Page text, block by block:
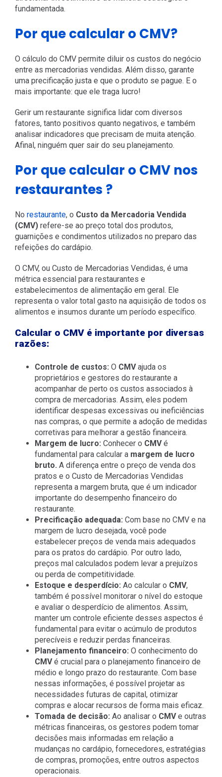
fundamentada.
Por que calcular o CMV?
O cálculo do CMV permite diluir os custos do negócio
entre as mercadorias vendidas. Além disso, garante
uma precificação justa e que o produto se pague. E o
mais importante: que ele traga lucro!
Gerir um restaurante significa lidar com diversos
fatores, tanto positivos quanto negativos, e também
analisar indicadores que precisam de muita atenção.
Afinal, ninguém quer sair do seu planejamento.
Por que calcular o CMV nos
restaurantes ?
No restaurante, o Custo da Mercadoria Vendida
(CMV)refere-se ao preço total dos produtos,
guarnições e condimentos utilizados no preparo das
refeições do cardápio.
O CMV, ou Custo de Mercadorias Vendidas, é uma
métrica essencial para restaurantes e
estabelecimentos de alimentação em geral. Ele
representa o valor total gasto na aquisição de todos os
alimentos e insumos durante um período específico.
Calcular o CMV é importante por diversas
razões:
Controle de custos: O CMVajuda os
proprietários e gestores do restaurante a
acompanhar de perto os custos associados à
compra de mercadorias. Assim, eles podem
identificar despesas excessivas ou ineficiências
nas compras, o que permite a adoção de medidas
corretivas para melhorar a gestão financeira.
Margem de lucro: Conhecer o CMVé
fundamental para calcular a margem de lucro
bruto. A diferença entre o preço de venda dos
pratos e o Custo de Mercadorias Vendidas
representa a margem bruta, que é um indicador
importante do desempenho financeiro do
restaurante.
Precificação adequada: Com base no CMV e na
margem de lucro desejada, você pode
estabelecer preços de venda mais adequados
para os pratos do cardápio. Por outro lado,
preços mal calculados podem levar a prejuízos
ou perda de competitividade.
Estoque e desperdício: Ao calcular o CMV,
também é possível monitorar o nível do estoque
e avaliar o desperdício de alimentos. Assim,
manter um controle eficiente desses aspectos é
fundamental para evitar o acúmulo de produtos
perecíveis e reduzir perdas financeiras.
Planejamento financeiro: O conhecimento do
CMVé crucial para o planejamento financeiro de
médio e longo prazo do restaurante. Com base
nessas informações, é possível projetar as
necessidades futuras de capital, otimizar
compras e alocar recursos de forma mais eficaz.
Tomada de decisão: Ao analisar o CMVe outras
métricas financeiras, os gestores podem tomar
decisões mais informadas em relação a
mudanças no cardápio, fornecedores, estratégias
de compras, promoções, entre outros aspectos
operacionais.